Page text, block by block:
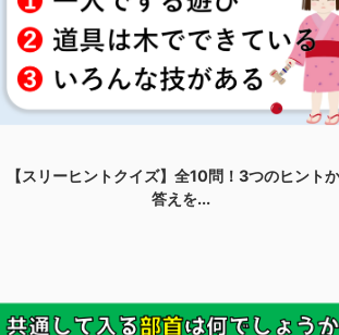
【スリーヒントクイズ】全10問！3つのヒント
答えを...